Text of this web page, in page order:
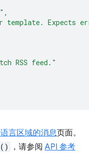
,
template. Expects
RSS feed."
言区域的消息页面。
，请参阅 API 参考